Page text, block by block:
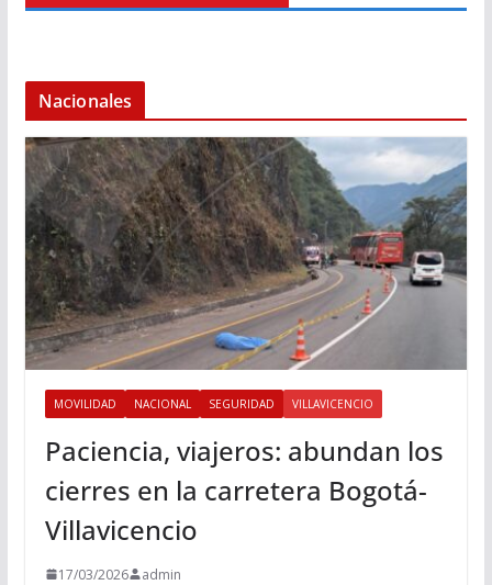
Nacionales
MOVILIDAD NACIONAL SEGURIDAD VILLAVICENCIO
Paciencia, viajeros: abundan los
cierres en la carretera Bogotá-
Villavicencio
17/03/2026 admin